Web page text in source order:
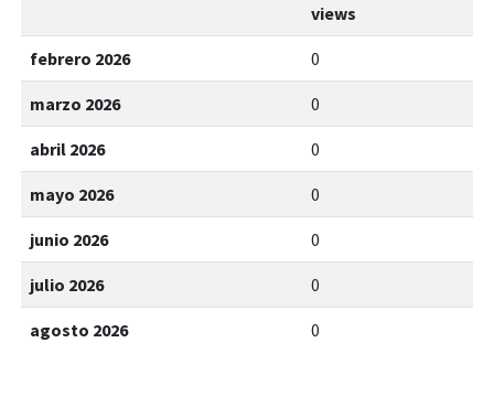
views
febrero 2026 0
marzo 2026 0
abril 2026 0
mayo 2026 0
junio 2026 0
julio 2026 0
agosto 2026 0